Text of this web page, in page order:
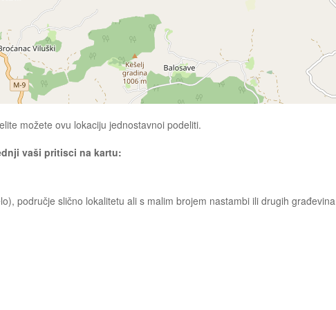
možete ovu lokaciju jednostavnoi podeliti.
vaši pritisci na kartu:
područje slično lokalitetu ali s malim brojem nastambi ili drugih građevina